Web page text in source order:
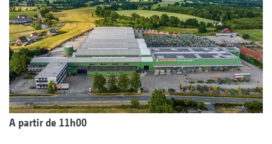
A partir de 11h00